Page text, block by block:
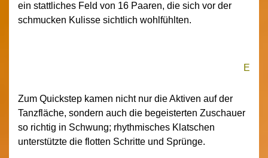
ein stattliches Feld von 16 Paaren, die sich vor der
schmucken Kulisse sichtlich wohlfühlten.
E
Zum Quickstep kamen nicht nur die Aktiven auf der
Tanzfläche, sondern auch die begeisterten Zuschauer
so richtig in Schwung; rhythmisches Klatschen
unterstützte die flotten Schritte und Sprünge.